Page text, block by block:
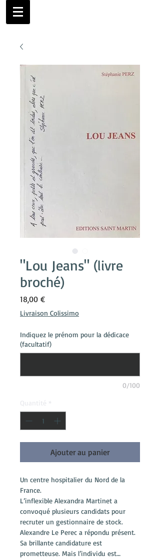
"Lou Jeans" (livre
broché)
18,00 €Prix
Livraison Colissimo
Indiquez le prénom pour la dédicace
(facultatif)
0/100
Ajouter au panier
Un centre hospitalier du Nord de la
France.
L’inflexible Alexandra Martinet a
convoqué plusieurs candidats pour
recruter un gestionnaire de stock.
Alexandre Le Perec a répondu présent.
Sa brillante candidature est
prometteuse. Mais l’individu est…